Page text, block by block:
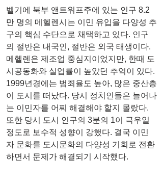
벨기에 북부 앤트워프주에 있는 인구 8.2
만 명의 메헬렌시는 이민 유입을 다양성 추
구의 핵심 수단으로 채택하고 있다. 인구
의 절반은 내국인, 절반은 외국 태생이다.
메헬렌은 제조업 중심지이었지만, 한때 도
시공동화와 실업률이 높았던 추억이 있다.
1999년경에는 범죄율도 높아, 많은 중산층
이 도시를 떠났다. 당시 정치인들은 늘어나
는 이민자를 어찌 해결해야 할지 몰랐다.
또한 당시 도시 인구의 3분의 1이 극우일
정도로 보수적 성향이 강했다. 결국 이민
자 문화를 도시문화의 다양성 기회로 전환
하면서 문제가 해결되기 시작했다.